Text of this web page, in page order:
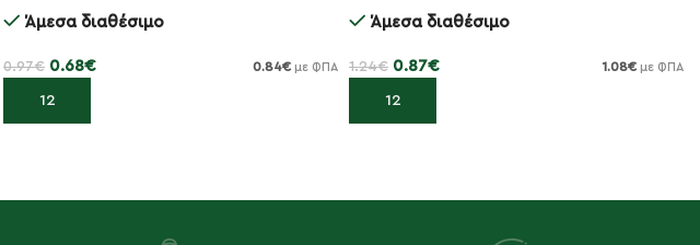
Άμεσα διαθέσιμο
0.97€ 0.68€ 0.84€ με ΦΠΑ
Προσθήκη στο καλάθι
Άμεσα διαθέσιμο
1.24€ 0.87€ 1.08€ με ΦΠΑ
Προσθήκη στο καλάθι